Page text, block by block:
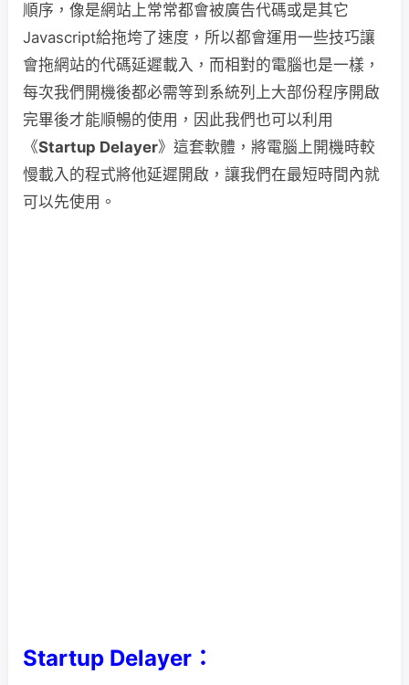
順序，像是網站上常常都會被廣告代碼或是其它
Javascript給拖垮了速度，所以都會運用一些技巧讓
會拖網站的代碼延遲載入，而相對的電腦也是一樣，
每次我們開機後都必需等到系統列上大部份程序開啟
完畢後才能順暢的使用，因此我們也可以利用
《Startup Delayer》這套軟體，將電腦上開機時較
慢載入的程式將他延遲開啟，讓我們在最短時間內就
可以先使用。
Startup Delayer：